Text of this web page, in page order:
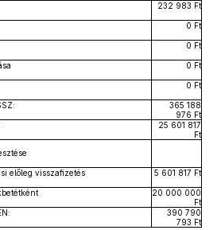
232 983 Ft
0 Ft
0 Ft
0 Ft
0 Ft
365 188
976 Ft
25 601 817
Ft
előleg visszafizetés 5 601 817 Ft
20 000 000
Ft
390 790
793 Ft